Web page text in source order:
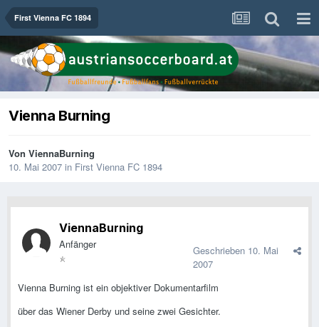
First Vienna FC 1894
Vienna Burning
Von ViennaBurning
10. Mai 2007 in First Vienna FC 1894
ViennaBurning
Anfänger Geschrieben 10. Mai
2007
Vienna Burning ist ein objektiver Dokumentarfilm
über das Wiener Derby und seine zwei Gesichter.